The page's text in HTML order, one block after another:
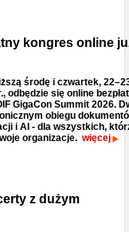
kongres online
środę i czwartek,
odbędzie się online
GigaCon Summit 2026.
obiegu
i AI - dla wszystkich,
organizacje. więcej
z dużym